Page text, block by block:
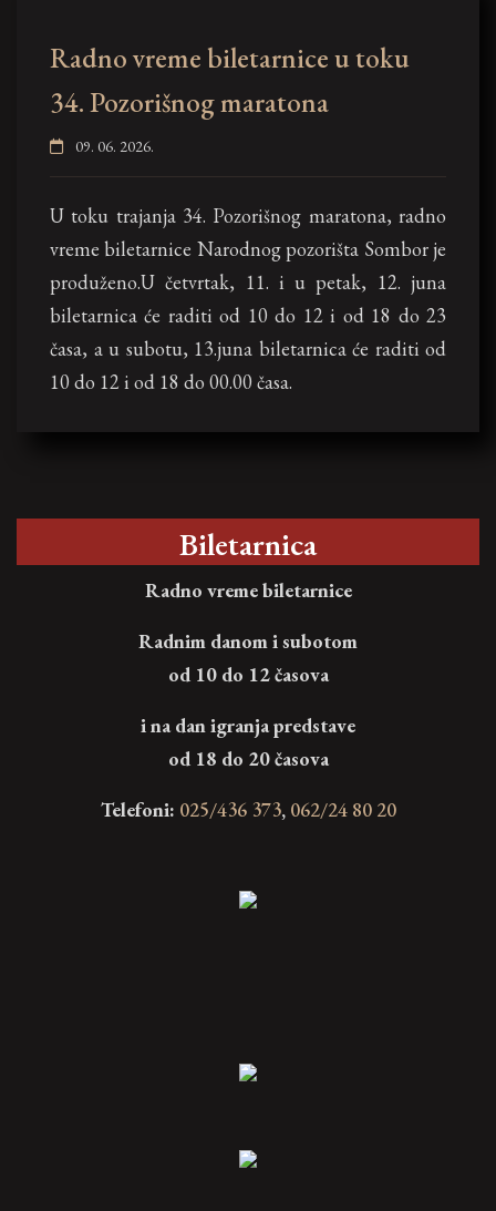
Radno vreme biletarnice u toku
34. Pozorišnog maratona
09. 06. 2026.
U toku trajanja 34. Pozorišnog maratona, radno
vreme biletarnice Narodnog pozorišta Sombor je
produženo.U četvrtak, 11. i u petak, 12. juna
biletarnica će raditi od 10 do 12 i od 18 do 23
časa, a u subotu, 13.juna biletarnica će raditi od
10 do 12 i od 18 do 00.00 časa.
Biletarnica
Radno vreme biletarnice
Radnim danom i subotom
od 10 do 12 časova
i na dan igranja predstave
od 18 do 20 časova
Telefoni: 025/436 373, 062/24 80 20